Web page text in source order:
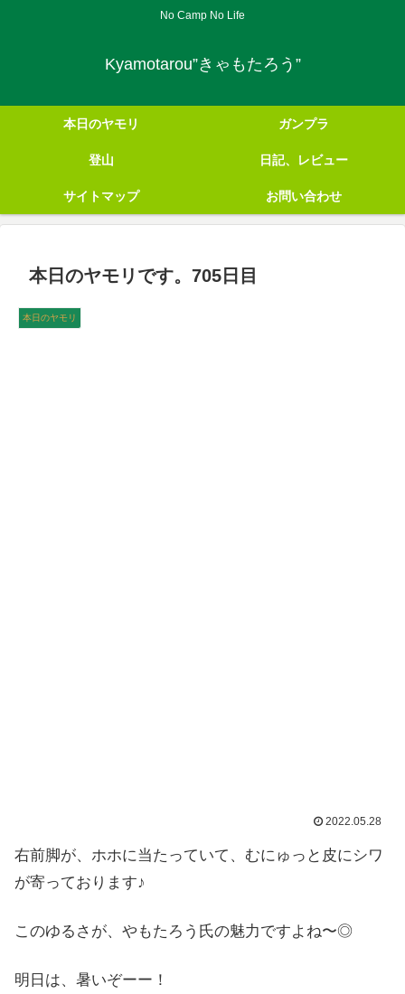
No Camp No Life
Kyamotarou”きゃもたろう”
本日のヤモリ ガンプラ
登山 日記、レビュー
サイトマップ お問い合わせ
本日のヤモリです。705日目
本日のヤモリ
2022.05.28
右前脚が、ホホに当たっていて、むにゅっと皮にシワ
が寄っております♪
このゆるさが、やもたろう氏の魅力ですよね〜◎
明日は、暑いぞーー！